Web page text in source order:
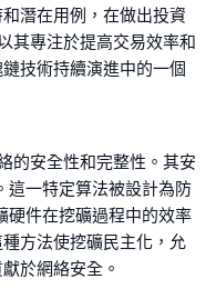
潛在用例，在做出投資
其專注於提高交易效率和
技術持續演進中的一個
的安全性和完整性。其安
這一特定算法被設計為防
硬件在挖礦過程中的效率
方法使挖礦民主化，允
於網絡安全。